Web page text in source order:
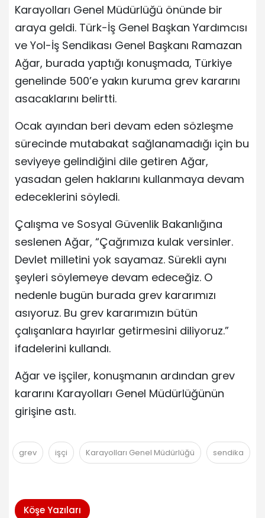
Karayolları Genel Müdürlüğü önünde bir
araya geldi. Türk-İş Genel Başkan Yardımcısı
ve Yol-İş Sendikası Genel Başkanı Ramazan
Ağar, burada yaptığı konuşmada, Türkiye
genelinde 500’e yakın kuruma grev kararını
asacaklarını belirtti.
Ocak ayından beri devam eden sözleşme
sürecinde mutabakat sağlanamadığı için bu
seviyeye gelindiğini dile getiren Ağar,
yasadan gelen haklarını kullanmaya devam
edeceklerini söyledi.
Çalışma ve Sosyal Güvenlik Bakanlığına
seslenen Ağar, “Çağrımıza kulak versinler.
Devlet milletini yok sayamaz. Sürekli aynı
şeyleri söylemeye devam edeceğiz. O
nedenle bugün burada grev kararımızı
asıyoruz. Bu grev kararımızın bütün
çalışanlara hayırlar getirmesini diliyoruz.”
ifadelerini kullandı.
Ağar ve işçiler, konuşmanın ardından grev
kararını Karayolları Genel Müdürlüğünün
girişine astı.
grev işçi Karayolları Genel Müdürlüğü sendika
Köşe Yazıları